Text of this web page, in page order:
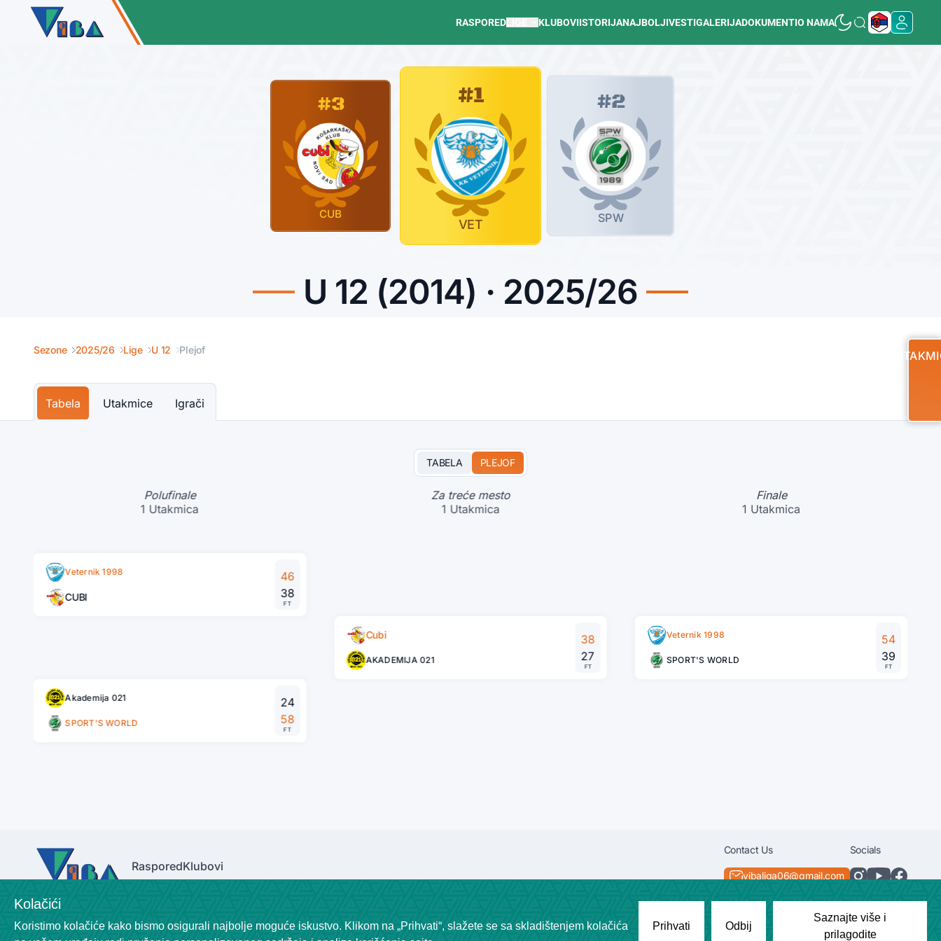
RASPORED KLUBOVIISTORIJANAJBOLJIVESTIGALERIJADOKUMENTIO NAMA
#3
CUB
#1
VET
#2
SPW
U 12 (2014) · 2025/26
Sezone 2025/26 Lige U 12 Plejof
Tabela Utakmice Igrači
TABELA PLEJOF
Polufinale
1 Utakmica
Veternik 1998
CUBI
46
38
FT
Akademija 021
SPORT'S WORLD
24
58
FT
Za treće mesto
1 Utakmica
Cubi
AKADEMIJA 021
38
27
FT
Finale
1 Utakmica
Veternik 1998
SPORT'S WORLD
54
39
FT
RasporedKlubovi
Contact Us
vibaliga06@gmail.com
Socials
Kolačići
Koristimo kolačiće kako bismo osigurali najbolje moguće iskustvo. Klikom na „Prihvati“, slažete se sa skladištenjem kolačića
Prihvati Odbij
Saznajte više i
prilagodite